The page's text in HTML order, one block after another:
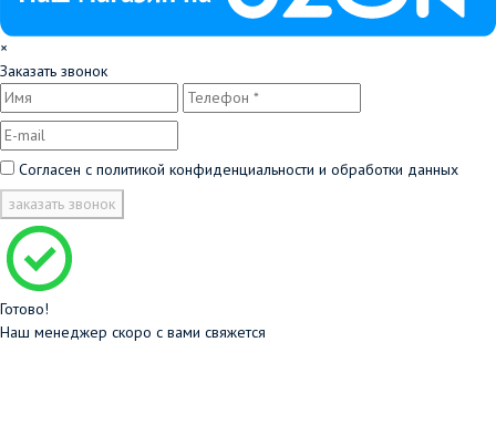
×
Заказать звонок
Согласен с политикой конфиденциальности и обработки данных
заказать звонок
Готово!
Наш менеджер скоро с вами свяжется